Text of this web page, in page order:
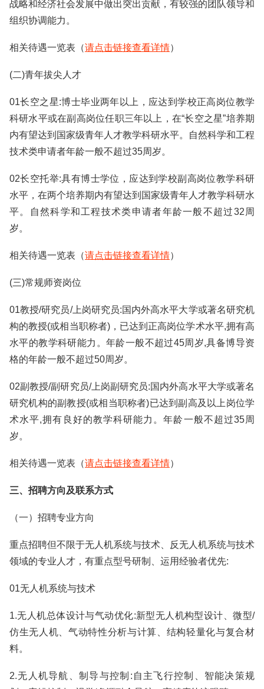
战略和经济社会发展中做出突出贡献，有较强的团队领导和
组织协调能力。
相关待遇一览表（请点击链接查看详情）
(二)青年拔尖人才
01长空之星:博士毕业两年以上，应达到学校正高岗位教学
科研水平或在副高岗位任职三年以上，在“长空之星”培养期
内有望达到国家级青年人才教学科研水平。自然科学和工程
技术类申请者年龄一般不超过35周岁。
02长空托举:具有博士学位，应达到学校副高岗位教学科研
水平，在两个培养期内有望达到国家级青年人才教学科研水
平。自然科学和工程技术类申请者年龄一般不超过32周
岁。
相关待遇一览表（请点击链接查看详情）
(三)常规师资岗位
01教授/研究员/上岗研究员:国内外高水平大学或著名研究机
构的教授(或相当职称者)，已达到正高岗位学术水平,拥有高
水平的教学科研能力。年龄一般不超过45周岁,具备博导资
格的年龄一般不超过50周岁。
02副教授/副研究员/上岗副研究员:国内外高水平大学或著名
研究机构的副教授(或相当职称者)已达到副高及以上岗位学
术水平,拥有良好的教学科研能力。年龄一般不超过35周
岁。
相关待遇一览表（请点击链接查看详情）
三、招聘方向及联系方式
（一）招聘专业方向
重点招聘但不限于无人机系统与技术、反无人机系统与技术
领域的专业人才，有重点型号研制、运用经验者优先:
01无人机系统与技术
1.无人机总体设计与气动优化:新型无人机构型设计、微型/
仿生无人机、气动特性分析与计算、结构轻量化与复合材
料。
2.无人机导航、制导与控制:自主飞行控制、智能决策规